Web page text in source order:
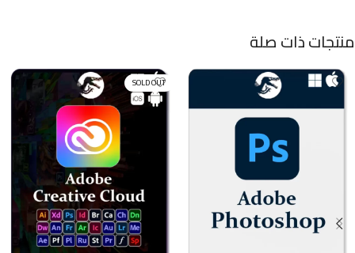
منتجات ذات صلة
SOLD OUT